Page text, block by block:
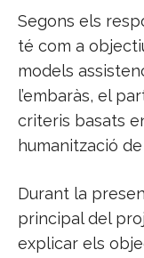
Segons els
té com a
models
l’embaràs, el
criteris basats
humanització
Durant la
principal del
explicar els